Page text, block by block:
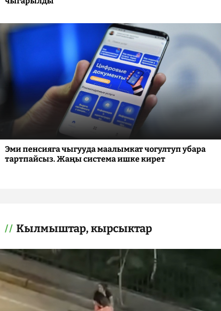
Эми пенсияга чыгууда маалымкат чогултуп убара
тартпайсыз. Жаңы система ишке кирет
Кылмыштар, кырсыктар